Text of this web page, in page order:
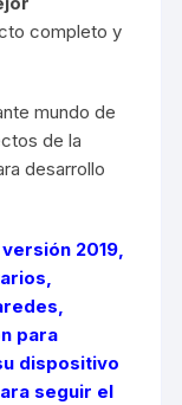
completo y
mundo de
de la
desarrollo
versión 2019,
para
dispositivo
seguir el